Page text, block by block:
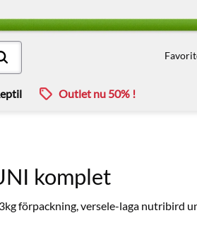
Outlet nu 50% !
komplet
förpackning, versele-laga nutribird